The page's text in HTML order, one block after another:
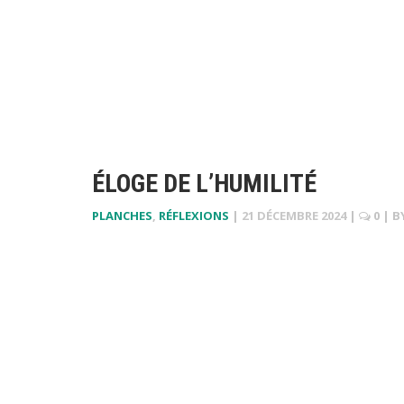
ÉLOGE DE L’HUMILITÉ
PLANCHES, RÉFLEXIONS | 21 DÉCEMBRE 2024 | 0 |